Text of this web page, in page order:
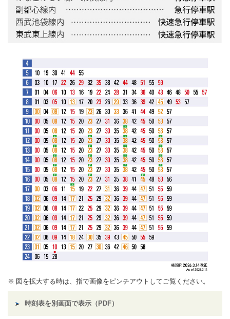
図を拡大する時は、指で画像をピンチアウトしてご覧ください。
時刻表を別画面で表示（PDF）